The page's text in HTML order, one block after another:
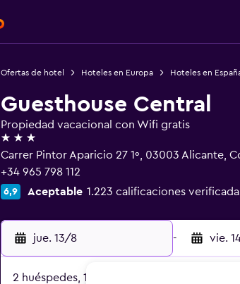
Ofertas de hotel Hoteles en Europa Hoteles en
Guesthouse Central
Propiedad vacacional con Wifi gratis
3 estrellas
Carrer Pintor Aparicio 27 1º, 03003 Alicante,
+34 965 798 112
6,9 Aceptable 1.223 calificaciones
jue. 13/8 - vie.
2 huéspedes, 1 habitación